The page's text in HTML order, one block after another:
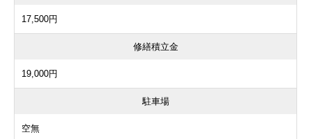
17,500円
修繕積立金
19,000円
駐車場
空無